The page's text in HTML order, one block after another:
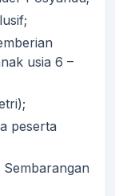
usia 6 –
peserta